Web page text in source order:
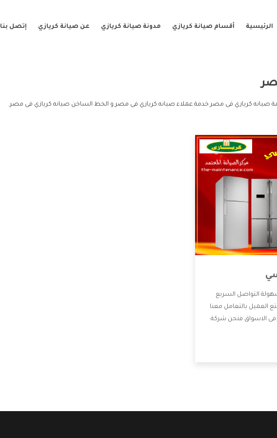
الرئيسية أقسام صيانة كريازي مدونة صيانة كريازي عن صيانة كريازي إتصل بنا
صيانه كريازي فى مصر خدمة عملاء صيانه كريازي فى مصر و الخط الساخن صيانه كريازي فى مصر.
التواصل السريع
العميل بالتعامل معنا
فى الاسواق فنحن شركة
تكون منها خدمة